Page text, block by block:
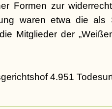
Formen zur
waren etwa die als
Mitglieder der
4.951